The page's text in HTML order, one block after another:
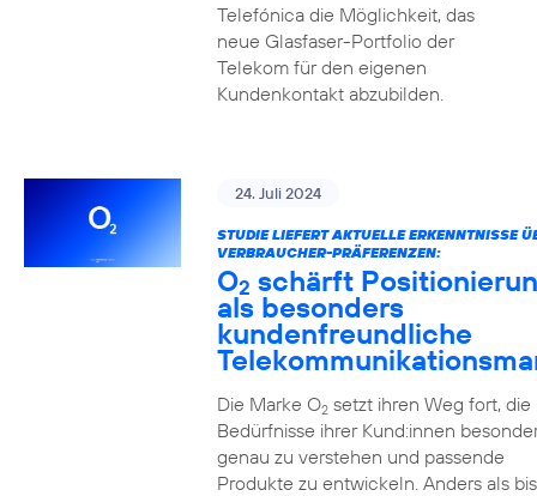
Telefónica die Möglichkeit, das
neue Glasfaser-Portfolio der
Telekom für den eigenen
Kundenkontakt abzubilden.
24. Juli 2024
STUDIE LIEFERT AKTUELLE ERKENNTNISSE
VERBRAUCHER-PRÄFERENZEN:
O2 schärft
als besonders
kundenfreundliche
Die Marke O2setzt ihren Weg fort, die
Bedürfnisse ihrer Kund:innen
genau zu verstehen und passende
Produkte zu entwickeln. Anders als